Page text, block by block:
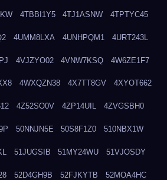
4TBBI1Y5 4TJ1ASNW 4TPTYC45
4UMM8LXA 4UNHPQM1 4URT243L
4VJZYO02 4VNW7KSQ 4W6ZE1F7
4WXQZN38 4X7TT8GV 4XYOT662
4Z52SO0V 4ZP14UIL 4ZVGSBH0
50NNJN5E 50S8F1Z0 510NBX1W
51JUGSIB 51MY24WU 51VJOSDY
52D4GH9B 52FJKYTB 52MOA4HC